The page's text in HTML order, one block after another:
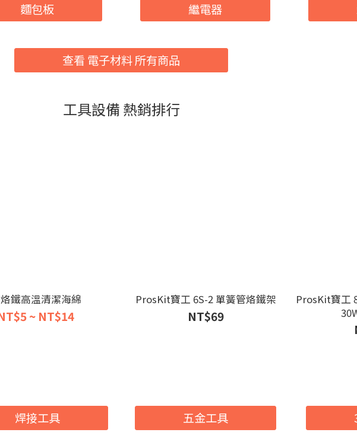
麵包板 繼電器
查看 電子材料 所有商品
工具設備 熱銷排行
鐵高溫清潔海綿
~ NT$14
ProsKit寶工 6S-2 單簧管烙鐵架
NT$69
ProsKit寶工
焊接工具 五金工具